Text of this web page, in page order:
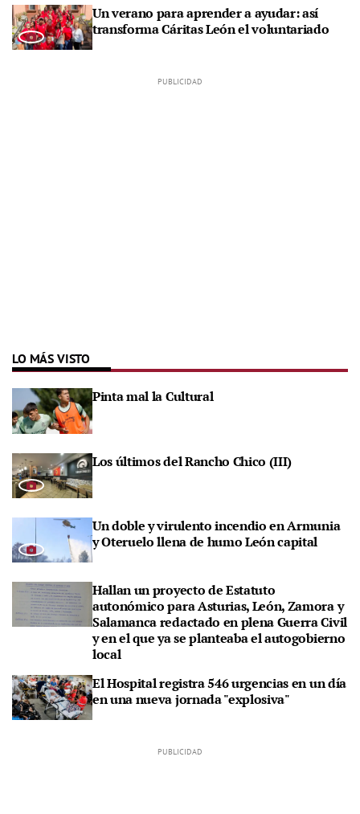
Un verano para aprender a ayudar: así
transforma Cáritas León el voluntariado
LO MÁS VISTO
Pinta mal la Cultural
Los últimos del Rancho Chico (III)
Un doble y virulento incendio en Armunia
y Oteruelo llena de humo León capital
Hallan un proyecto de Estatuto
autonómico para Asturias, León, Zamora y
Salamanca redactado en plena Guerra Civil
y en el que ya se planteaba el autogobierno
local
El Hospital registra 546 urgencias en un día
en una nueva jornada "explosiva"